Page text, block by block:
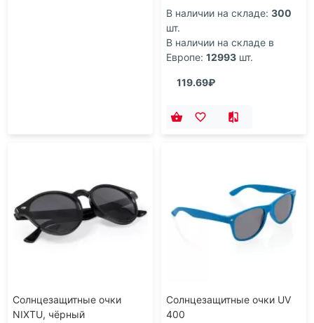
В наличии на складе: 300
шт.
В наличии на складе в
Европе: 12993 шт.
119.69₽
Солнцезащитные очки
NIXTU, чёрный
Солнцезащитные очки UV
400